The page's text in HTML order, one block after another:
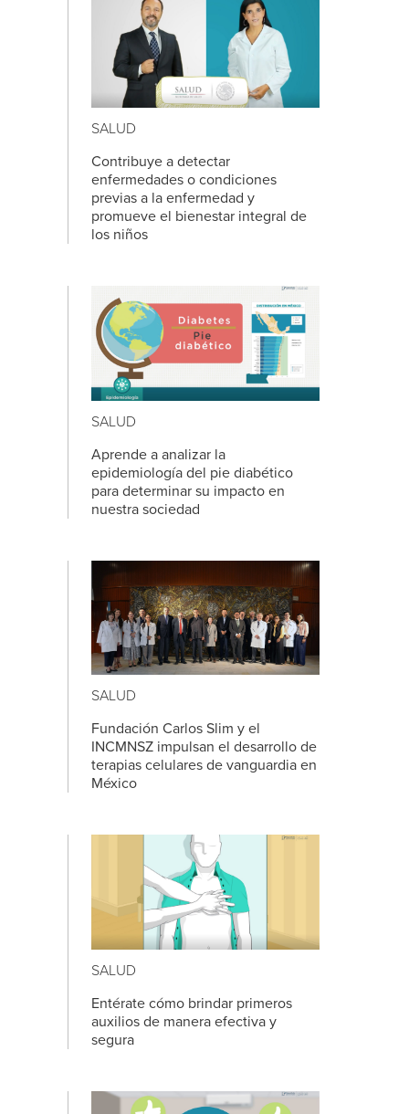
SALUD
Contribuye a detectar
enfermedades o condiciones
previas a la enfermedad y
promueve el bienestar integral de
los niños
SALUD
Aprende a analizar la
epidemiología del pie diabético
para determinar su impacto en
nuestra sociedad
SALUD
Fundación Carlos Slim y el
INCMNSZ impulsan el desarrollo de
terapias celulares de vanguardia en
México
SALUD
Entérate cómo brindar primeros
auxilios de manera efectiva y
segura